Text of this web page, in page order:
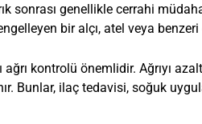
sonrası genellikle cerrahi
bir alçı, atel veya
ağrı kontrolü önemlidir. Ağrıyı
Bunlar, ilaç tedavisi, soğuk